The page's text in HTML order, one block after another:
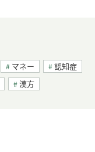
マネー
認知症
漢方